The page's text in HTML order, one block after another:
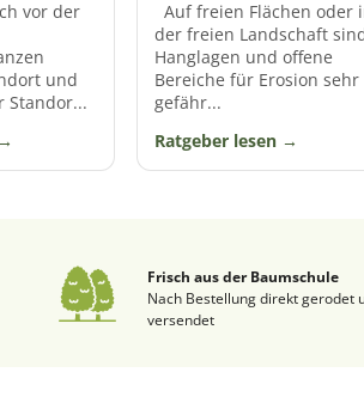
vor der
und
Standor...
Auf freien Flächen oder
der freien Landschaft
Hanglagen und offene
Bereiche für Erosion sehr
gefähr...
Ratgeber lesen
Frisch aus der Baumschule
Nach Bestellung direkt gerodet
versendet